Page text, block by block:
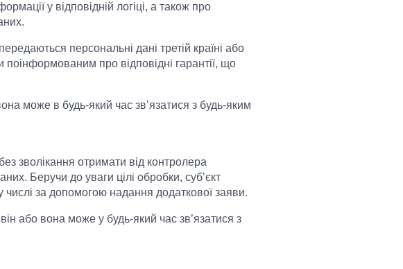
у відповідній логіці, а також про
персональні дані третій країні або
поінформованим про відповідні гарантії, що
може в будь-який час зв’язатися з будь-яким
зволікання отримати від контролера
Беручи до уваги цілі обробки, суб’єкт
за допомогою надання додаткової заяви.
або вона може у будь-який час зв’язатися з